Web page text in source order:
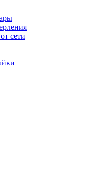
сети